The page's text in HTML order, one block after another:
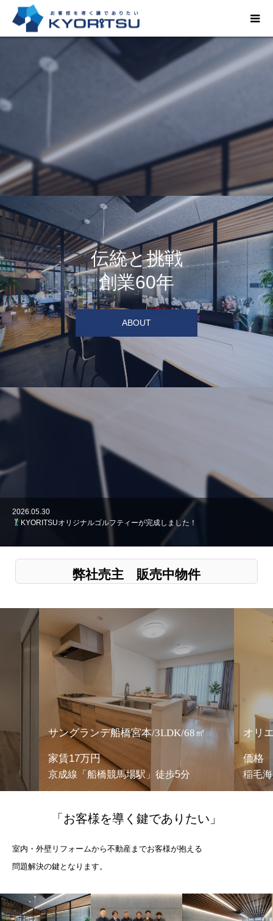
伝統と挑戦
創業60年
ABOUT
2026.07.30
【ご報告】リフォーム産業新聞 全国買取再販年間販売ランキングでランク
2026.05.30
KYORITSUオリジナルゴルフティーが完成しました！
2026.05.15
西船橋パークホームズ 販売中
弊社売主 販売中物件
サングランデ船橋宮本/3LDK/68㎡
家賃17万円
京成線「船橋競馬場駅」徒歩5分
オリ
価格
稲毛
「お客様を導く鍵でありたい」
室内・外壁リフォームから不動産までお客様が抱える
問題解決の鍵となります。